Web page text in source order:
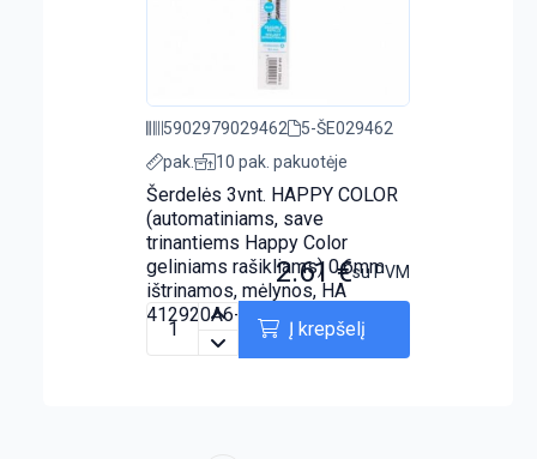
5902979029462
5-ŠE029462
pak.
10 pak. pakuotėje
Šerdelės 3vnt. HAPPY COLOR
(automatiniams, save
trinantiems Happy Color
geliniams rašikliams) 0.6mm
ištrinamos, mėlynos, HA
412920A6-3
2.61€su PVM
Į krepšelį